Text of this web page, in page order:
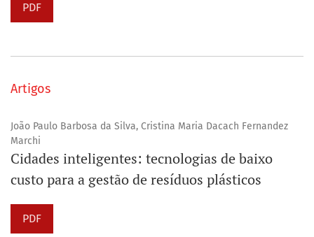
PDF
Artigos
João Paulo Barbosa da Silva, Cristina Maria Dacach Fernandez
Marchi
Cidades inteligentes: tecnologias de baixo
custo para a gestão de resíduos plásticos
PDF